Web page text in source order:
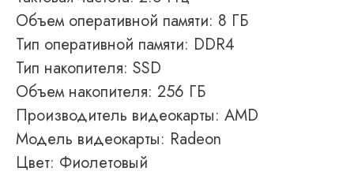
Объем оперативной памяти: 8 ГБ
Тип оперативной памяти: DDR4
Тип накопителя: SSD
Объем накопителя: 256 ГБ
Производитель видеокарты: AMD
Модель видеокарты: Radeon
Цвет: Фиолетовый